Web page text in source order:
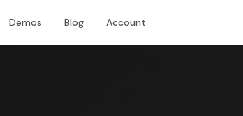
Demos Blog Account